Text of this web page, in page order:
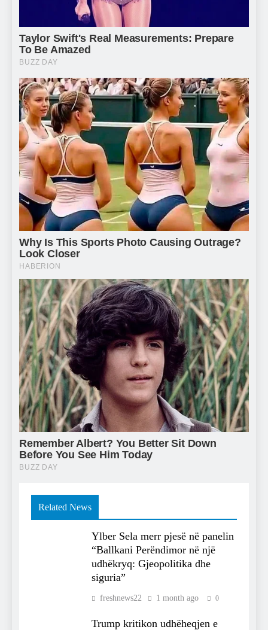
Related News
Ylber Sela merr pjesë në panelin
“Ballkani Perëndimor në një
udhëkryq: Gjeopolitika dhe
siguria”
freshnews22 1 month ago 0
Trump kritikon udhëheqjen e